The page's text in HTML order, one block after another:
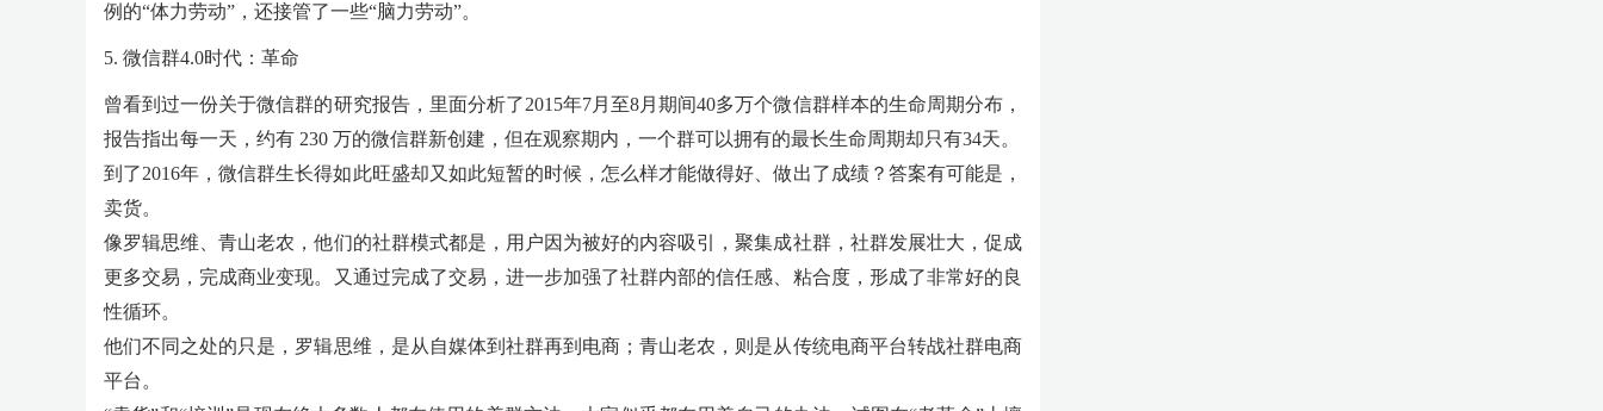
例的“体力劳动”，还接管了一些“脑力劳动”。
5. 微信群4.0时代：革命
曾看到过一份关于微信群的研究报告，里面分析了2015年7月至8月期间40多万个微信群样本的生命周期分布，
报告指出每一天，约有 230 万的微信群新创建，但在观察期内，一个群可以拥有的最长生命周期却只有34天。
到了2016年，微信群生长得如此旺盛却又如此短暂的时候，怎么样才能做得好、做出了成绩？答案有可能是，
卖货。
像罗辑思维、青山老农，他们的社群模式都是，用户因为被好的内容吸引，聚集成社群，社群发展壮大，促成
更多交易，完成商业变现。又通过完成了交易，进一步加强了社群内部的信任感、粘合度，形成了非常好的良
性循环。
他们不同之处的只是，罗辑思维，是从自媒体到社群再到电商；青山老农，则是从传统电商平台转战社群电商
平台。